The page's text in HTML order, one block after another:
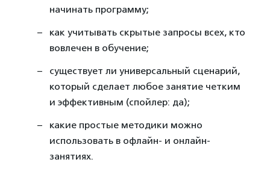
начинать программу;
как учитывать скрытые запросы всех, кто
вовлечен в обучение;
существует ли универсальный сценарий,
который сделает любое занятие четким
и эффективным (спойлер: да);
какие простые методики можно
использовать в офлайн- и онлайн-
занятиях.